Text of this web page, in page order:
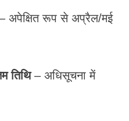
अपेक्षित रूप से अप्रैल/मई
तिथि– अधिसूचना में